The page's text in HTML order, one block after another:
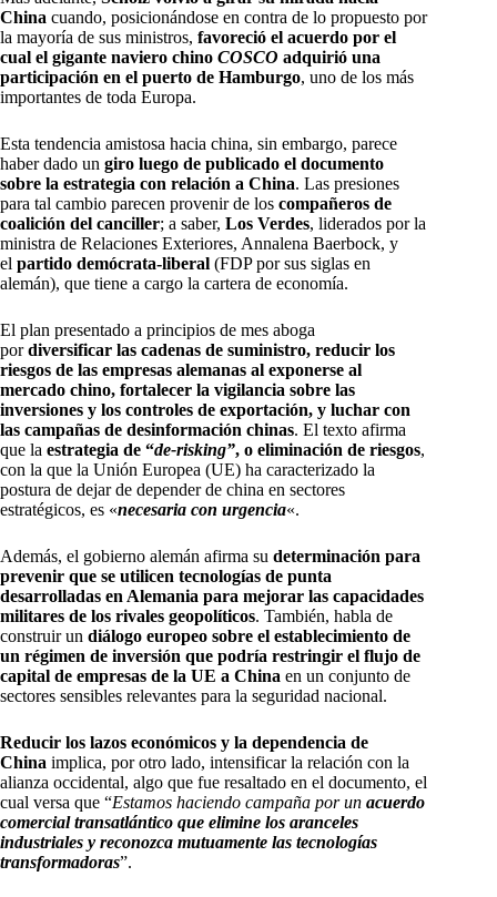
China cuando, posicionándose en contra de lo propuesto por
la mayoría de sus ministros, favoreció el acuerdo por el
cual el gigante naviero chino COSCO adquirió una
participación en el puerto de Hamburgo, uno de los más
importantes de toda Europa.
Esta tendencia amistosa hacia china, sin embargo, parece
haber dado un giro luego de publicado el documento
sobre la estrategia con relación a China. Las presiones
para tal cambio parecen provenir de los compañeros de
coalición del canciller; a saber, Los Verdes, liderados por la
ministra de Relaciones Exteriores, Annalena Baerbock, y
el partido demócrata-liberal (FDP por sus siglas en
alemán), que tiene a cargo la cartera de economía.
El plan presentado a principios de mes aboga
pordiversificar las cadenas de suministro, reducir los
riesgos de las empresas alemanas al exponerse al
mercado chino, fortalecer la vigilancia sobre las
inversiones y los controles de exportación, y luchar con
las campañas de desinformación chinas. El texto afirma
que la estrategia de “de-risking”, o eliminación de riesgos,
con la que la Unión Europea (UE) ha caracterizado la
postura de dejar de depender de china en sectores
estratégicos, es «necesaria con urgencia«.
Además, el gobierno alemán afirma su determinación para
prevenir que se utilicen tecnologías de punta
desarrolladas en Alemania para mejorar las capacidades
militares de los rivales geopolíticos. También, habla de
construir un diálogo europeo sobre el establecimiento de
un régimen de inversión que podría restringir el flujo de
capital de empresas de la UE a China en un conjunto de
sectores sensibles relevantes para la seguridad nacional.
Reducir los lazos económicos y la dependencia de
China implica, por otro lado, intensificar la relación con la
alianza occidental, algo que fue resaltado en el documento, el
cual versa que “Estamos haciendo campaña por un acuerdo
comercial transatlántico que elimine los aranceles
industriales y reconozca mutuamente las tecnologías
transformadoras”.